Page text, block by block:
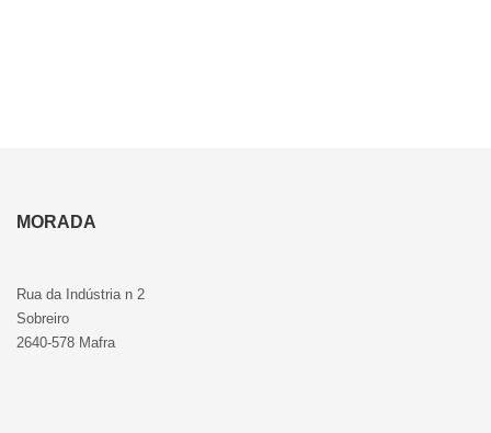
MORADA
Rua da Indústria n 2
Sobreiro
2640-578 Mafra